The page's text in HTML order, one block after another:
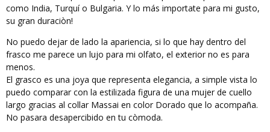
como India, Turquí o Bulgaria. Y lo más importate para mi gusto,
su gran duraciòn!
No puedo dejar de lado la apariencia, si lo que hay dentro del
frasco me parece un lujo para mi olfato, el exterior no es para
menos.
El grasco es una joya que representa elegancia, a simple vista lo
puedo comparar con la estilizada figura de una mujer de cuello
largo gracias al collar Massai en color Dorado que lo acompaña.
No pasara desapercibido en tu còmoda.